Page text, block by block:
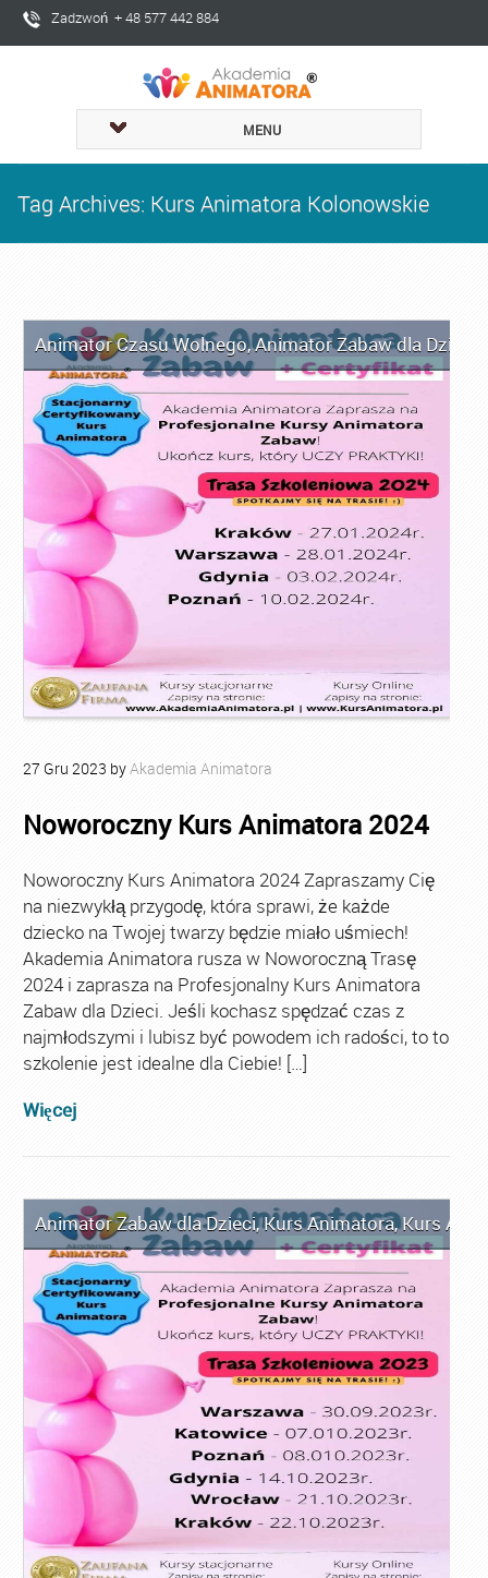
Zadzwoń + 48 577 442 884
MENU
Tag Archives: Kurs Animatora Kolonowskie
Animator Czasu Wolnego,Animator Zabaw dla Dzieci
27 Gru 2023 byAkademia Animatora
Noworoczny Kurs Animatora 2024
Noworoczny Kurs Animatora 2024 Zapraszamy Cię
na niezwykłą przygodę, która sprawi, że każde
dziecko na Twojej twarzy będzie miało uśmiech!
Akademia Animatora rusza w Noworoczną Trasę
2024 i zaprasza na Profesjonalny Kurs Animatora
Zabaw dla Dzieci. Jeśli kochasz spędzać czas z
najmłodszymi i lubisz być powodem ich radości, to to
szkolenie jest idealne dla Ciebie! […]
Więcej
Animator Zabaw dla Dzieci,Kurs Animatora,Kurs